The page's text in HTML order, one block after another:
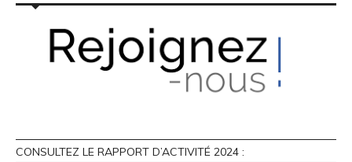
CONSULTEZ LE RAPPORT D’ACTIVITÉ 2024 :